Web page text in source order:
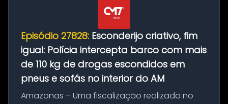
Episódio 27828: Esconderijo criativo, fim
igual: Polícia intercepta barco com mais
de 110 kg de drogas escondidos em
pneus e sofás no interior do AM
Amazonas – Uma fiscalização realizada no